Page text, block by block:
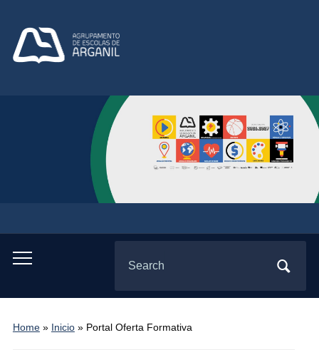
Toggle
menu
for:
Home» Inicio» Portal Oferta Formativa